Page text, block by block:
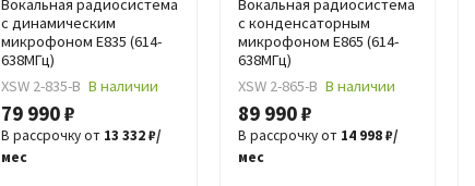
Вокальная радиосистема
с динамическим
микрофоном E835 (614-
638МГц)
XSW 2-835-B В наличии
79 990 ₽
В рассрочку от 13 332 ₽/
мес
Вокальная радиосистема
с конденсаторным
микрофоном E865 (614-
638МГц)
XSW 2-865-B В наличии
89 990 ₽
В рассрочку от 14 998 ₽/
мес